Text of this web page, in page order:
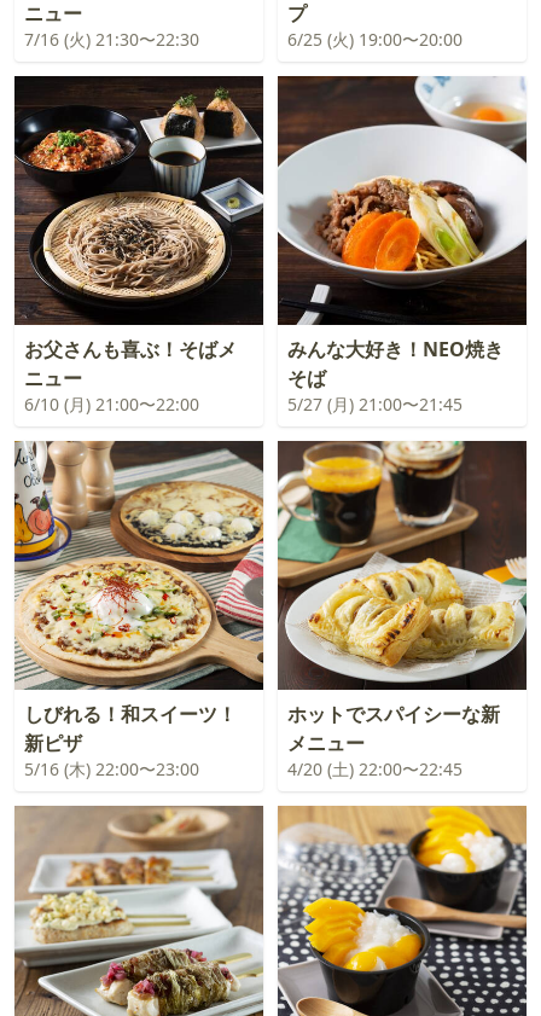
ニュー
7/16 (火) 21:30〜22:30
プ
6/25 (火) 19:00〜20:00
お父さんも喜ぶ！そばメ
ニュー
6/10 (月) 21:00〜22:00
みんな大好き！NEO焼き
そば
5/27 (月) 21:00〜21:45
しびれる！和スイーツ！
新ピザ
5/16 (木) 22:00〜23:00
ホットでスパイシーな新
メニュー
4/20 (土) 22:00〜22:45